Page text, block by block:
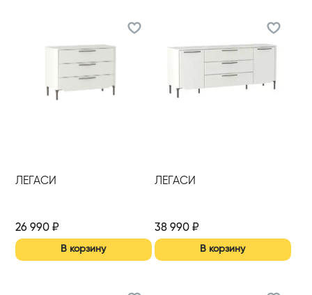
ЛЕГАСИ
26 990 ₽
В корзину
ЛЕГАСИ
38 990₽
В корзину